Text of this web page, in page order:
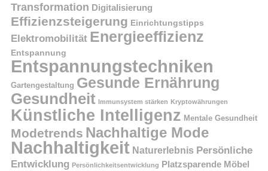
Transformation Digitalisierung
Effizienzsteigerung Einrichtungstipps
Elektromobilität Energieeffizienz
Entspannung
Entspannungstechniken
Gartengestaltung Gesunde Ernährung
Gesundheit Immunsystem stärken Kryptowährungen
Künstliche Intelligenz Mentale Gesundheit
Modetrends Nachhaltige Mode
Nachhaltigkeit Naturerlebnis Persönliche
Entwicklung Persönlichkeitsentwicklung Platzsparende Möbel